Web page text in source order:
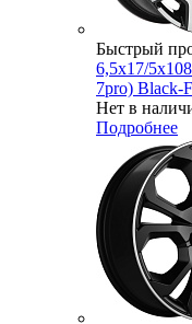
Быстрый
6,5x17/
7pro) Black-
Нет в
Подробнее